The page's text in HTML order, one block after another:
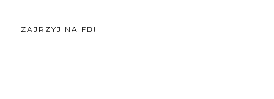
ZAJRZYJ NA FB!